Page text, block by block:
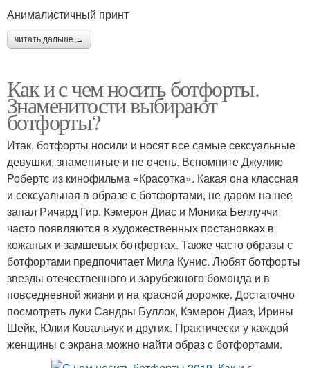
Анималистичный принт
читать дальше →
Как и с чем носить ботфорты.
Знаменитости выбирают
ботфорты?
Итак, ботфорты носили и носят все самые сексуальные
девушки, знаменитые и не очень. Вспомните Джулию
Робертс из кинофильма «Красотка». Какая она классная
и сексуальная в образе с ботфортами, не даром на нее
запал Ричард Гир. Кэмерон Диас и Моника Беллуччи
часто появляются в художественных постановках в
кожаных и замшевых ботфортах. Также часто образы с
ботфортами предпочитает Мила Кунис. Любят ботфорты
звезды отечественного и зарубежного бомонда и в
повседневной жизни и на красной дорожке. Достаточно
посмотреть луки Сандры Буллок, Кэмерон Диаз, Ирины
Шейк, Юлии Ковальчук и других. Практически у каждой
женщины с экрана можно найти образ с ботфортами.